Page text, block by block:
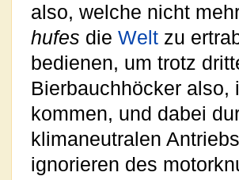
also, welche nicht
hufes die Welt zu
bedienen, um trotz
Bierbauchhöcker
kommen, und dabei
klimaneutralen
ignorieren des